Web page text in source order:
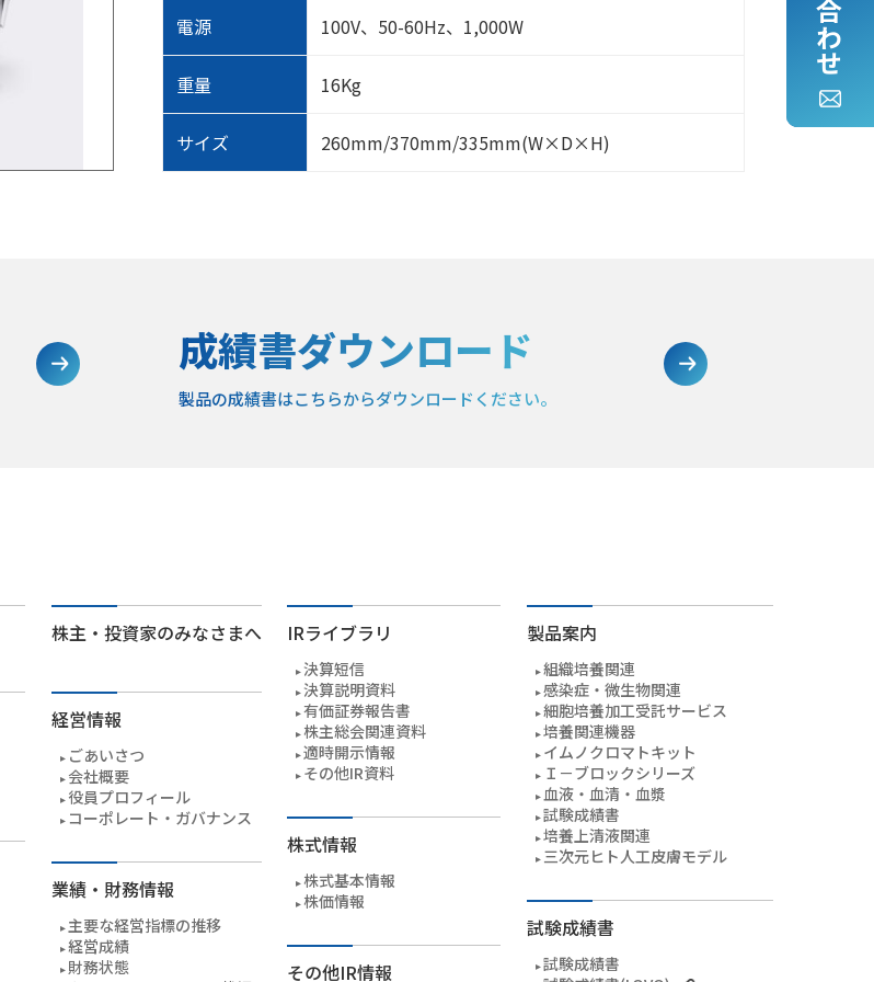
電源 100V、50-60Hz、1,000W
重量 16Kg
サイズ 260mm/370mm/335mm(W×D×H)
成績書ダウンロード
製品の成績書はこちらからダウンロードください。
株主・投資家のみなさまへ
経営情報
ごあいさつ
会社概要
役員プロフィール
コーポレート・ガバナンス
業績・財務情報
主要な経営指標の推移
経営成績
財務状態
IRライブラリ
決算短信
決算説明資料
有価証券報告書
株主総会関連資料
適時開示情報
その他IR資料
株式情報
株式基本情報
株価情報
その他IR情報
製品案内
組織培養関連
感染症・微生物関連
細胞培養加工受託サービス
培養関連機器
イムノクロマトキット
Ｉ－ブロックシリーズ
血液・血清・血漿
試験成績書
培養上清液関連
三次元ヒト人工皮膚モデル
試験成績書
試験成績書